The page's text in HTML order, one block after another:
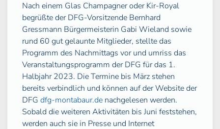
Nach einem Glas Champagner oder Kir-Royal
begrüßte der DFG-Vorsitzende Bernhard
Gressmann Bürgermeisterin Gabi Wieland sowie
rund 60 gut gelaunte Mitglieder, stellte das
Programm des Nachmittags vor und umriss das
Veranstaltungsprogramm der DFG für das 1.
Halbjahr 2023. Die Termine bis März stehen
bereits verbindlich und können auf der Website der
DFG dfg-montabaur.de nachgelesen werden.
Sobald die weiteren Aktivitäten bis Juni feststehen,
werden auch sie in Presse und Internet